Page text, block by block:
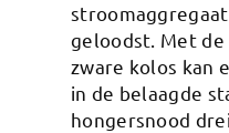
geloodst. Met de
zware kolos kan
in de belaagde
hongersnood